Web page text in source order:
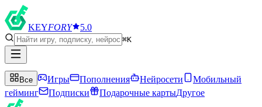
KEYFORY 5.0
⌘K
Все Игры Пополнения Нейросети
Мобильный
гейминг
Подписки Подарочные картыДругое